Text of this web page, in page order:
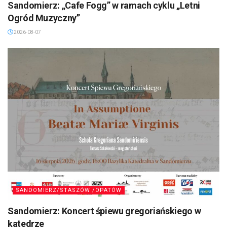
Sandomierz: „Cafe Fogg” w ramach cyklu „Letni
Ogród Muzyczny”
2026-08-07
SANDOMIERZ/STASZÓW /OPATÓW
Sandomierz: Koncert śpiewu gregoriańskiego w
katedrze